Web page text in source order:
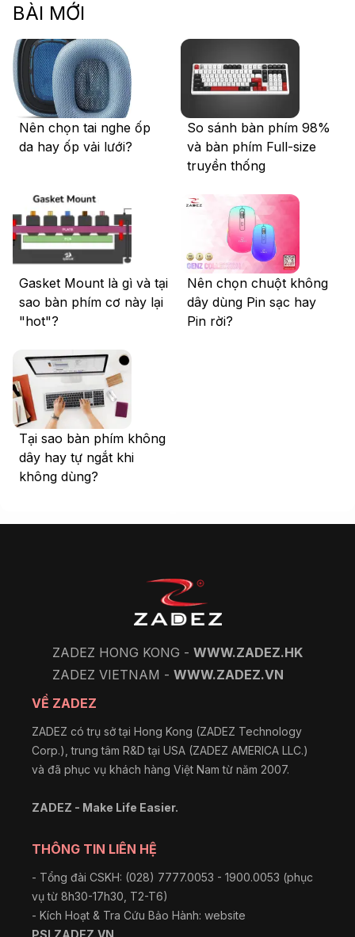
BÀI MỚI
Nên chọn tai nghe ốp
da hay ốp vải lưới?
So sánh bàn phím 98%
và bàn phím Full-size
truyền thống
Gasket Mount là gì và tại
sao bàn phím cơ này lại
"hot"?
Nên chọn chuột không
dây dùng Pin sạc hay
Pin rời?
Tại sao bàn phím không
dây hay tự ngắt khi
không dùng?
ZADEZ HONG KONG - WWW.ZADEZ.HK
ZADEZ VIETNAM - WWW.ZADEZ.VN
VỀ ZADEZ
ZADEZ có trụ sở tại Hong Kong (ZADEZ Technology
Corp.), trung tâm R&D tại USA (ZADEZ AMERICA LLC.)
và đã phục vụ khách hàng Việt Nam từ năm 2007.
ZADEZ - Make Life Easier.
THÔNG TIN LIÊN HỆ
- Tổng đài CSKH: (028) 7777.0053 - 1900.0053 (phục
vụ từ 8h30-17h30, T2-T6)
- Kích Hoạt & Tra Cứu Bảo Hành: website
PSI.ZADEZ.VN